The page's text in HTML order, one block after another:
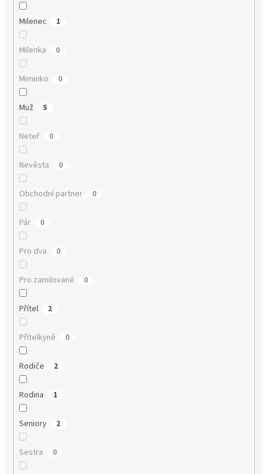
Milenec 1
Milenka 0
Miminko 0
Muž 5
Neteř 0
Nevěsta 0
Obchodní partner 0
Pár 0
Pro dva 0
Pro zamilované 0
Přítel 2
Přítelkyně 0
Rodiče 2
Rodina 1
Seniory 2
Sestra 0